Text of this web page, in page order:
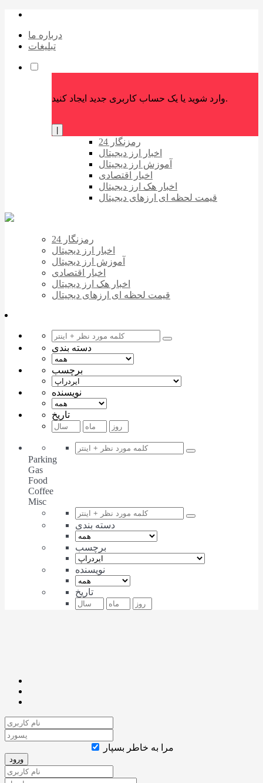
درباره ما
تبلیغات
وارد شوید یا یک حساب کاربری جدید ایجاد کنید.
رمزنگار 24
اخبار ارز دیجیتال
آموزش ارز دیجیتال
اخبار اقتصادی
اخبار هک ارز دیجیتال
قیمت لحظه ای ارزهای دیجیتال
رمزنگار 24
اخبار ارز دیجیتال
آموزش ارز دیجیتال
اخبار اقتصادی
اخبار هک ارز دیجیتال
قیمت لحظه ای ارزهای دیجیتال
دسته بندی
برچسب
نویسنده
تاریخ
Parking
Gas
Food
Coffee
Misc
دسته بندی
برچسب
نویسنده
تاریخ
مرا به خاطر بسپار